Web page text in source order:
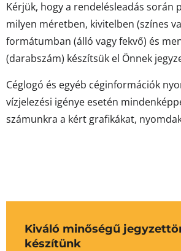
Kérjük, hogy a rendelésleadás során
milyen méretben, kivitelben (színes
formátumban (álló vagy fekvő) és
(darabszám) készítsük el Önnek
Céglogó és egyéb céginformációk
vízjelezési igénye esetén
számunkra a kért grafikákat,
Kiváló minőségű
készítünk